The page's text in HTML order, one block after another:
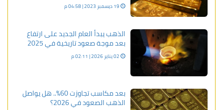
الذهب يبدأ العام الجديد على ارتفاع
بعد موجة صعود تاريخية في 2025
بعد مكاسب تجاوزت 60%.. هل يواصل
الذهب الصعود في 2026؟